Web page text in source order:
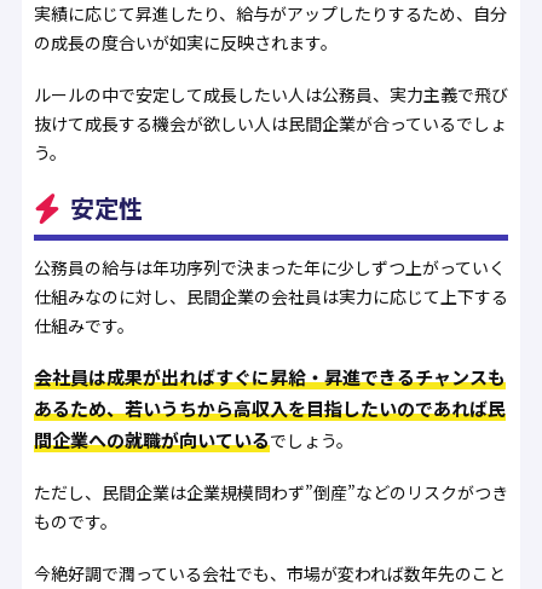
実績に応じて昇進したり、給与がアップしたりするため、自分
の成長の度合いが如実に反映されます。
ルールの中で安定して成長したい人は公務員、実力主義で飛び
抜けて成長する機会が欲しい人は民間企業が合っているでしょ
う。
安定性
公務員の給与は年功序列で決まった年に少しずつ上がっていく
仕組みなのに対し、民間企業の会社員は実力に応じて上下する
仕組みです。
会社員は成果が出ればすぐに昇給・昇進できるチャンスも
あるため、若いうちから高収入を目指したいのであれば民
間企業への就職が向いているでしょう。
ただし、民間企業は企業規模問わず”倒産”などのリスクがつき
ものです。
今絶好調で潤っている会社でも、市場が変われば数年先のこと